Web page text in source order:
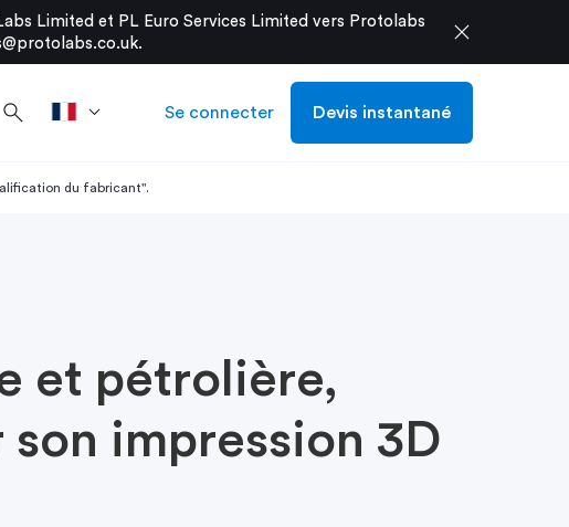
Limited et PL Euro Services Limited vers Protolabs
. close
search Se connecter Devis instantané
du fabricant".
et pétrolière,
impression 3D